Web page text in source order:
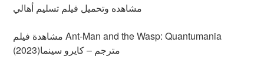
مشاهده وتحميل فيلم تسليم أهالي
مشاهدة فيلم Ant-Man and the Wasp: Quantumania
(2023)مترجم – كايرو سينما